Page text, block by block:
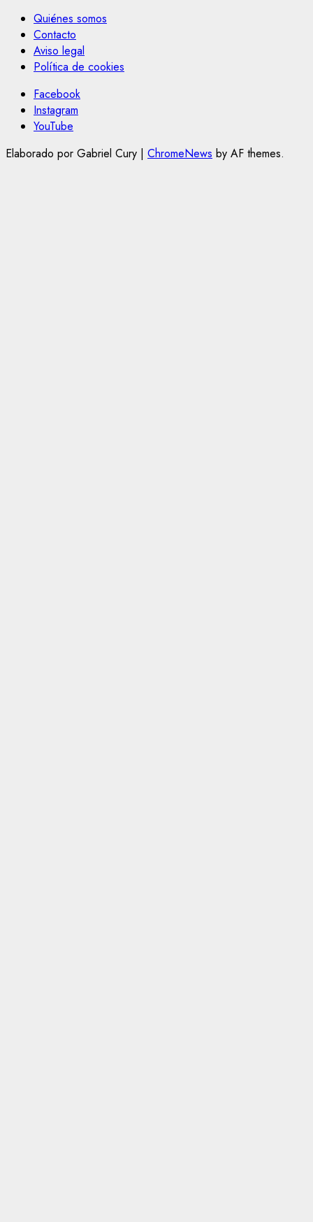
Quiénes somos
Contacto
Aviso legal
Política de cookies
Facebook
Instagram
YouTube
Elaborado por Gabriel Cury | ChromeNews by AF themes.